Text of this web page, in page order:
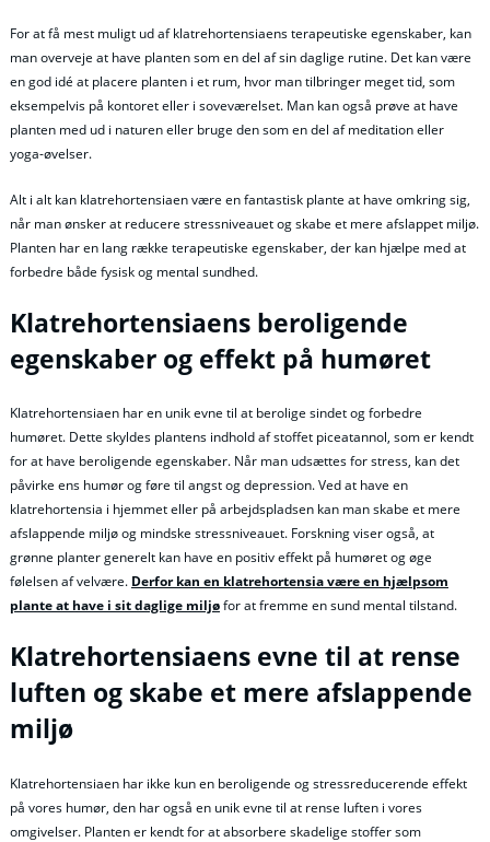
For at få mest muligt ud af klatrehortensiaens terapeutiske egenskaber, kan
man overveje at have planten som en del af sin daglige rutine. Det kan være
en god idé at placere planten i et rum, hvor man tilbringer meget tid, som
eksempelvis på kontoret eller i soveværelset. Man kan også prøve at have
planten med ud i naturen eller bruge den som en del af meditation eller
yoga-øvelser.
Alt i alt kan klatrehortensiaen være en fantastisk plante at have omkring sig,
når man ønsker at reducere stressniveauet og skabe et mere afslappet miljø.
Planten har en lang række terapeutiske egenskaber, der kan hjælpe med at
forbedre både fysisk og mental sundhed.
Klatrehortensiaens beroligende
egenskaber og effekt på humøret
Klatrehortensiaen har en unik evne til at berolige sindet og forbedre
humøret. Dette skyldes plantens indhold af stoffet piceatannol, som er kendt
for at have beroligende egenskaber. Når man udsættes for stress, kan det
påvirke ens humør og føre til angst og depression. Ved at have en
klatrehortensia i hjemmet eller på arbejdspladsen kan man skabe et mere
afslappende miljø og mindske stressniveauet. Forskning viser også, at
grønne planter generelt kan have en positiv effekt på humøret og øge
følelsen af velvære. Derfor kan en klatrehortensia være en hjælpsom
plante at have i sit daglige miljøfor at fremme en sund mental tilstand.
Klatrehortensiaens evne til at rense
luften og skabe et mere afslappende
miljø
Klatrehortensiaen har ikke kun en beroligende og stressreducerende effekt
på vores humør, den har også en unik evne til at rense luften i vores
omgivelser. Planten er kendt for at absorbere skadelige stoffer som